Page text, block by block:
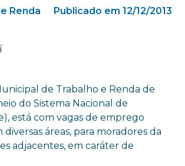
Renda Publicado em 12/12/2013
de Trabalho e Renda de
do Sistema Nacional de
está com vagas de emprego
diversas áreas, para moradores da
adjacentes, em caráter de